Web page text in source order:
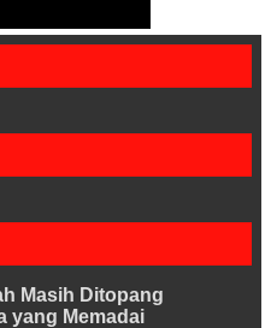
Masih Ditopang
yang Memadai